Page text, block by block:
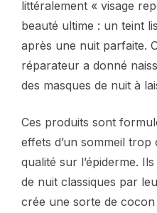
littéralement « visage
beauté ultime : un teint
après une nuit parfaite.
réparateur a donné
des masques de nuit à
Ces produits sont
effets d’un sommeil
qualité sur l’épiderme.
de nuit classiques par
crée une sorte de